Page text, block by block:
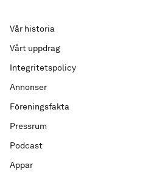
Vår historia
Vårt uppdrag
Integritetspolicy
Annonser
Föreningsfakta
Pressrum
Podcast
Appar